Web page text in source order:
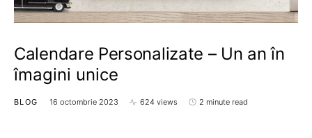
Calendare Personalizate – Un an în
îmagini unice
BLOG 16 octombrie 2023 624 views 2 minute read